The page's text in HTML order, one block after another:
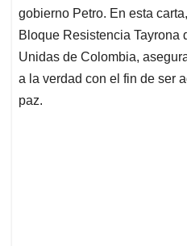
gobierno Petro. En esta
Bloque Resistencia Tayrona
Unidas de Colombia,
a la verdad con el fin de ser
paz.